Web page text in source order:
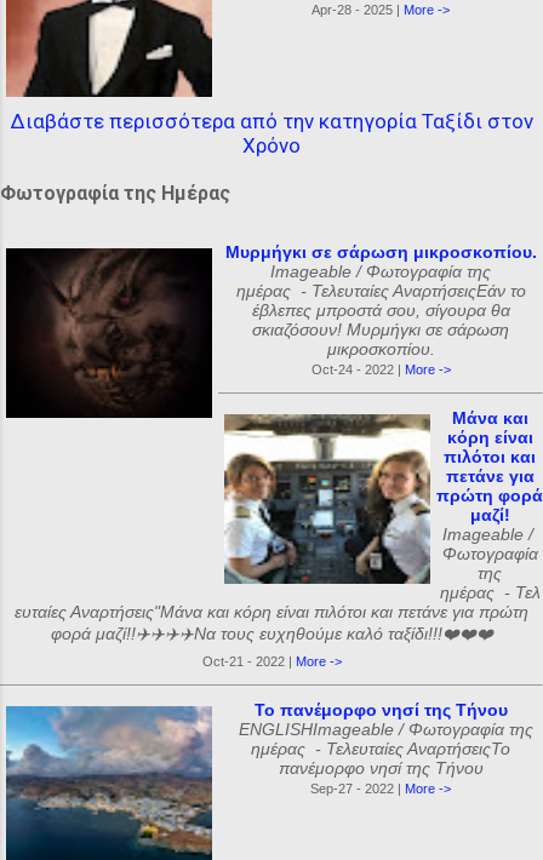
Apr-28 - 2025 | More ->
Διαβάστε περισσότερα από την κατηγορία Ταξίδι στον
Χρόνο
Φωτογραφία της Ημέρας
Μυρμήγκι σε σάρωση μικροσκοπίου.
Imageable / Φωτογραφία της
ημέρας - Τελευταίες ΑναρτήσειςΕάν το
έβλεπες μπροστά σου, σίγουρα θα
σκιαζόσουν! Μυρμήγκι σε σάρωση
μικροσκοπίου.
Oct-24 - 2022 | More ->
Μάνα και
κόρη είναι
πιλότοι και
πετάνε για
πρώτη φορά
μαζί!
Imageable /
Φωτογραφία
της
ημέρας - Τελ
ευταίες Αναρτήσεις"Μάνα και κόρη είναι πιλότοι και πετάνε για πρώτη
φορά μαζί!!✈️✈️✈️✈️Να τους ευχηθούμε καλό ταξίδι!!!❤️❤️❤️
Oct-21 - 2022 | More ->
Το πανέμορφο νησί της Τήνου
ENGLISHImageable / Φωτογραφία της
ημέρας - Τελευταίες ΑναρτήσειςΤο
πανέμορφο νησί της Τήνου
Sep-27 - 2022 | More ->